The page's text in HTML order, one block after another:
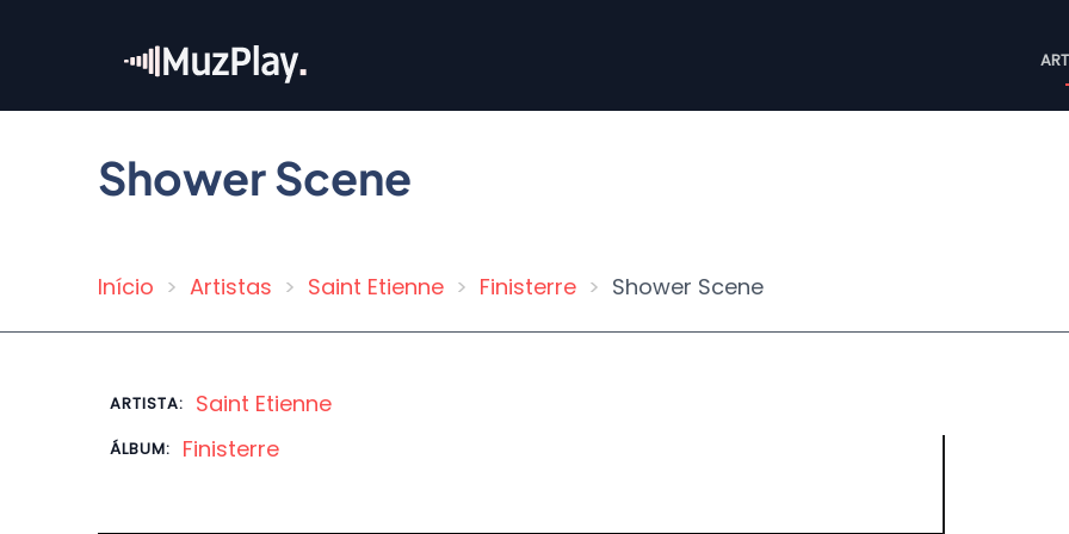
conteúdo
Shower Scene
Trilha
navegação
Início Artistas Saint Etienne Finisterre Shower Scene
ARTISTA: Saint Etienne
ÁLBUM: Finisterre